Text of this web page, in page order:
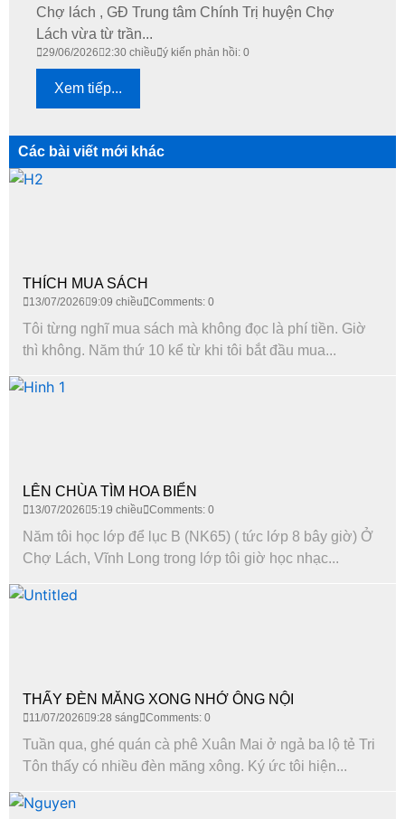
Chợ lách , GĐ Trung tâm Chính Trị huyện Chợ
Lách vừa từ trần...
29/06/2026 2:30 chiều ý kiến phản hồi: 0
Xem tiếp...
Các bài viết mới khác
THÍCH MUA SÁCH
13/07/2026 9:09 chiều Comments: 0
Tôi từng nghĩ mua sách mà không đọc là phí tiền. Giờ
thì không. Năm thứ 10 kể từ khi tôi bắt đầu mua...
LÊN CHÙA TÌM HOA BIỂN
13/07/2026 5:19 chiều Comments: 0
Năm tôi học lớp để lục B (NK65) ( tức lớp 8 bây giờ) Ở
Chợ Lách, Vĩnh Long trong lớp tôi giờ học nhạc...
THẤY ĐÈN MĂNG XONG NHỚ ÔNG NỘI
11/07/2026 9:28 sáng Comments: 0
Tuần qua, ghé quán cà phê Xuân Mai ở ngả ba lộ tẻ Tri
Tôn thấy có nhiều đèn măng xông. Ký ức tôi hiện...